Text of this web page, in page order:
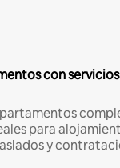
con servicios
para
y